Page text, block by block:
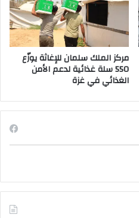
مركز الملك سلمان للإغاثة يوزّع
550 سلة غذائية لدعم الأمن
الغذائي في غزة